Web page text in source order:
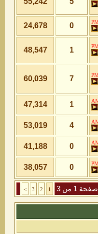
0
24,678
1
48,547
7
60,039
1
47,314
4
53,019
0
41,188
0
38,057
صفحة 1 من 3 1
2
3
>